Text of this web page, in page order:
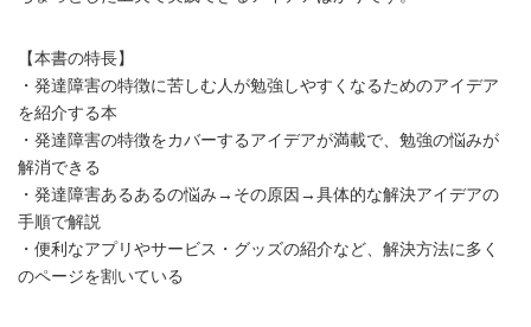
【本書の特長】
・発達障害の特徴に苦しむ人が勉強しやすくなるためのアイデア
を紹介する本
・発達障害の特徴をカバーするアイデアが満載で、勉強の悩みが
解消できる
・発達障害あるあるの悩み→その原因→具体的な解決アイデアの
手順で解説
・便利なアプリやサービス・グッズの紹介など、解決方法に多く
のページを割いている